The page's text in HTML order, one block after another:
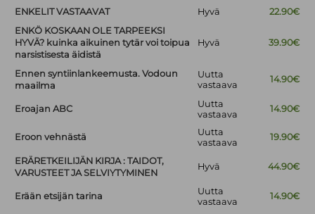
ENKELIT VASTAAVAT Hyvä
22.90€
ENKÖ KOSKAAN OLE TARPEEKSI
HYVÄ? kuinka aikuinen tytär voi toipua
narsistisesta äidistä
Hyvä 39.90€
Ennen syntiinlankeemusta. Vodoun
maailma
Uutta
vastaava
14.90€
Eroajan ABC
Uutta
vastaava
14.90€
Eroon vehnästä
Uutta
vastaava
19.90€
ERÄRETKEILIJÄN KIRJA : TAIDOT,
VARUSTEET JA SELVIYTYMINEN
Hyvä 44.90€
Erään etsijän tarina
Uutta
vastaava
14.90€